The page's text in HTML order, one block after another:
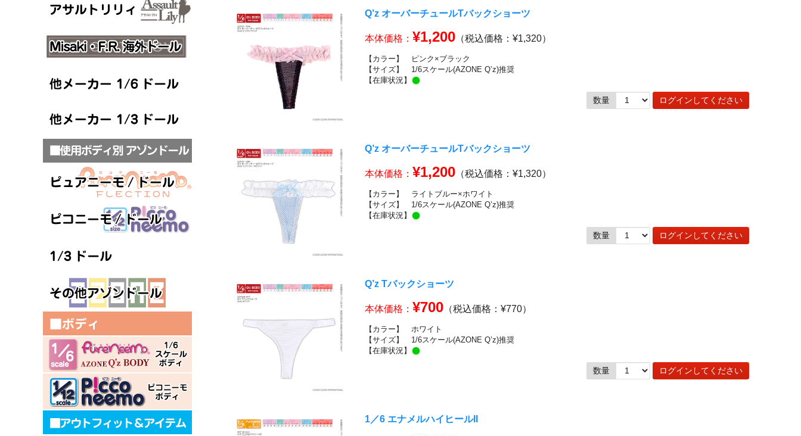
Q’z オーバーチュールTバックショーツ
本体価格： ¥1,200 （税込価格：¥1,320）
【カラー】
ピンク×ブラック
【サイズ】
1/6スケール(AZONE Q’z)推奨
【在庫状況】
数量 ログインしてください
Q’z オーバーチュールTバックショーツ
本体価格： ¥1,200 （税込価格：¥1,320）
【カラー】
ライトブルー×ホワイト
【サイズ】
1/6スケール(AZONE Q’z)推奨
【在庫状況】
数量 ログインしてください
Q’z Tバックショーツ
本体価格： ¥700 （税込価格：¥770）
【カラー】
ホワイト
【サイズ】
1/6スケール(AZONE Q’z)推奨
【在庫状況】
数量 ログインしてください
1／6 エナメルハイヒールII